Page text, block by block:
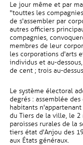
Le jour même et par
"touttes les
de s'assembler par
autres officiers
compagnies,
membres de leur
les corporations d'arts
individus et au-
de cent ; trois au-
Le système électoral
degrés : assemblée
habitants
du Tiers de la ville, le 2
paroisses rurales de la
tiers état d'Anjou des
aux États généraux.